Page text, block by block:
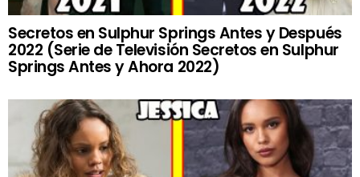
Secretos en Sulphur Springs Antes y Después
2022 (Serie de Televisión Secretos en Sulphur
Springs Antes y Ahora 2022)